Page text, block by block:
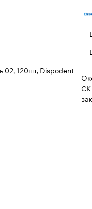
02, 120шт, Dispodent